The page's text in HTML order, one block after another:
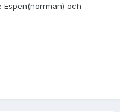
Espen(norrman) och